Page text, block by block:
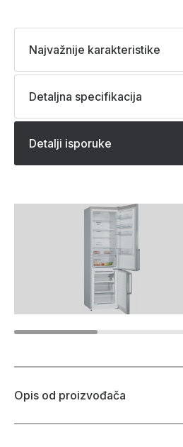
Najvažnije karakteristike
Detaljna specifikacija
Detalji isporuke
Opis od proizvođača